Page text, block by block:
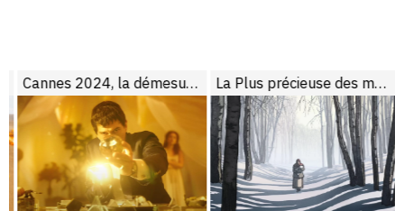
Cannes 2024, la démesure et la liberté La Plus précieuse des marchandises